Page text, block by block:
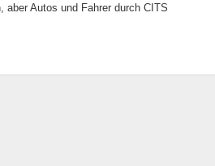
aber Autos und Fahrer durch CITS